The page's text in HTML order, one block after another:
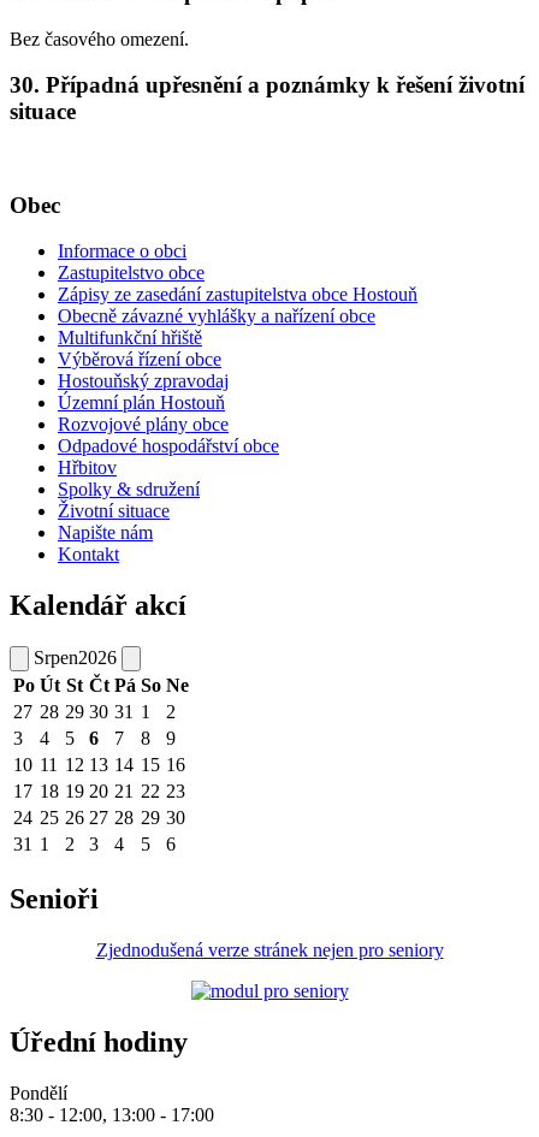
Bez časového omezení.
30. Případná upřesnění a poznámky k řešení životní
situace
Obec
Informace o obci
Zastupitelstvo obce
Zápisy ze zasedání zastupitelstva obce Hostouň
Obecně závazné vyhlášky a nařízení obce
Multifunkční hřiště
Výběrová řízení obce
Hostouňský zpravodaj
Územní plán Hostouň
Rozvojové plány obce
Odpadové hospodářství obce
Hřbitov
Spolky & sdružení
Životní situace
Napište nám
Kontakt
Kalendář akcí
Srpen2026
Po Út St Čt Pá So Ne
27 28 29 30 31 1
2
3
4 5 6 7 8
9
10 11 12 13 14 15 16
17 18 19 20 21 22 23
24 25 26 27 28 29 30
31 1 2 3 4 5 6
Senioři
Zjednodušená verze stránek nejen pro seniory
Úřední hodiny
Pondělí
8:30 - 12:00, 13:00 - 17:00